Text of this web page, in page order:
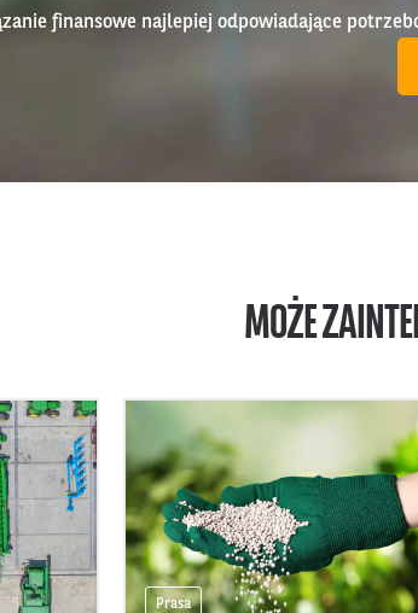
finansowe najlepiej odpowiadające
MOŻE
Prasa